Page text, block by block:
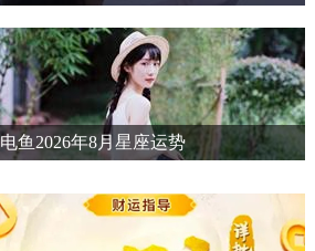
鱼2026年8月星座运势